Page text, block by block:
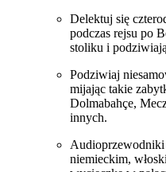
Delektuj się
podczas rejsu po
stoliku i
Podziwiaj
mijając takie
Dolmabahçe,
innych.
Audioprzewodniki
niemieckim,